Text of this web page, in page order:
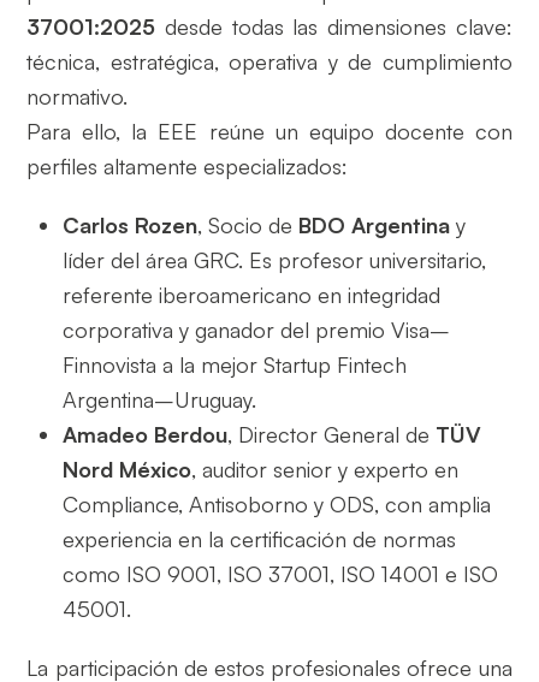
37001:2025 desde todas las dimensiones clave:
técnica, estratégica, operativa y de cumplimiento
normativo.
Para ello, la EEE reúne un equipo docente con
perfiles altamente especializados:
Carlos Rozen, Socio de BDO Argentina y
líder del área GRC. Es profesor universitario,
referente iberoamericano en integridad
corporativa y ganador del premio Visa–
Finnovista a la mejor Startup Fintech
Argentina–Uruguay.
Amadeo Berdou, Director General de TÜV
Nord México, auditor senior y experto en
Compliance, Antisoborno y ODS, con amplia
experiencia en la certificación de normas
como ISO 9001, ISO 37001, ISO 14001 e ISO
45001.
La participación de estos profesionales ofrece una